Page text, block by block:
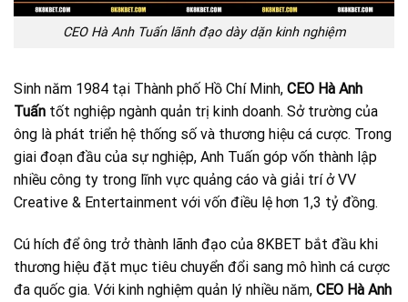
CEO Hà Anh Tuấn lãnh đạo dày dặn kinh nghiệm
Sinh năm 1984 tại Thành phố Hồ Chí Minh, CEO Hà Anh
Tuấn tốt nghiệp ngành quản trị kinh doanh. Sở trường của
ông là phát triển hệ thống số và thương hiệu cá cược. Trong
giai đoạn đầu của sự nghiệp, Anh Tuấn góp vốn thành lập
nhiều công ty trong lĩnh vực quảng cáo và giải trí ở VV
Creative & Entertainment với vốn điều lệ hơn 1,3 tỷ đồng.
Cú hích để ông trở thành lãnh đạo của 8KBET bắt đầu khi
thương hiệu đặt mục tiêu chuyển đổi sang mô hình cá cược
đa quốc gia. Với kinh nghiệm quản lý nhiều năm, CEO Hà Anh